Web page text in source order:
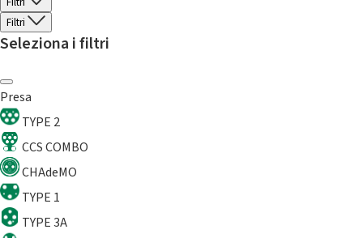
Filtri
Seleziona i filtri
Presa
TYPE 2
CCS COMBO
CHAdeMO
TYPE 1
TYPE 3A